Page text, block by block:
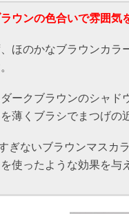
ウンの色合いで雰囲気
ほのかなブラウンカラ
ダークブラウンのシャ
薄くブラシでまつげの
ぎないブラウンマスカ
使ったような効果を与